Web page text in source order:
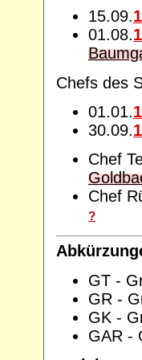
15.09.
01.08.
Chefs des
01.01.
30.09.
Chef
Chef
?
GT -
GR -
GK -
GAR -